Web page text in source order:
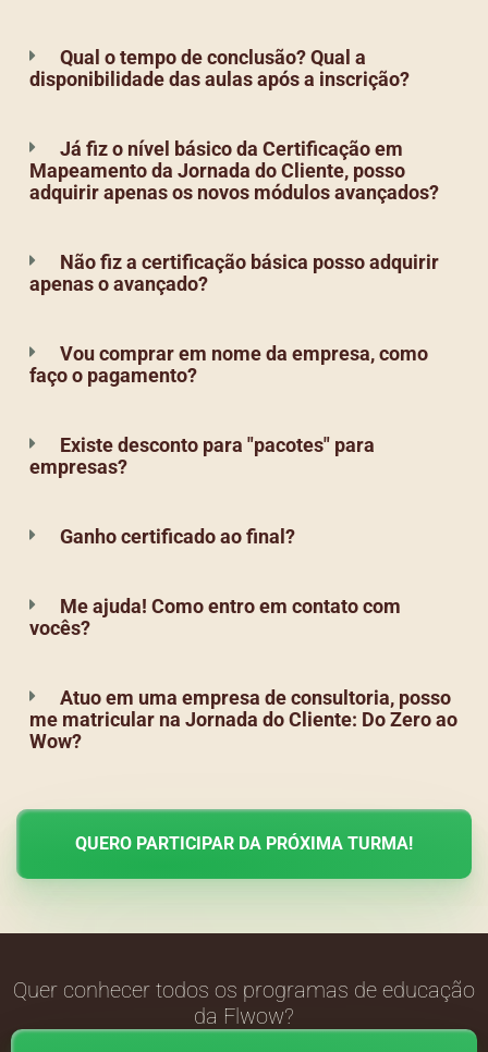
Qual o tempo de conclusão? Qual a
disponibilidade das aulas após a inscrição?
Já fiz o nível básico da Certificação em
Mapeamento da Jornada do Cliente, posso
adquirir apenas os novos módulos avançados?
Não fiz a certificação básica posso adquirir
apenas o avançado?
Vou comprar em nome da empresa, como
faço o pagamento?
Existe desconto para "pacotes" para
empresas?
Ganho certificado ao final?
Me ajuda! Como entro em contato com
vocês?
Atuo em uma empresa de consultoria, posso
me matricular na Jornada do Cliente: Do Zero ao
Wow?
QUERO PARTICIPAR DA PRÓXIMA TURMA!
Quer conhecer todos os programas de educação
da Flwow?